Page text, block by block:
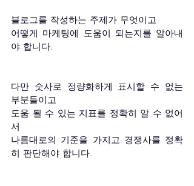
블로그를 작성하는 주제가 무엇이고
어떻게 마케팅에 도움이 되는지를 알아내
야 합니다.
다만 숫사로 정량화하게 표시할 수 없는
부분들이고
도움 될 수 있는 지표를 정확히 알 수 없어
서
나름대로의 기준을 가지고 경쟁사를 정확
히 판단해야 합니다.